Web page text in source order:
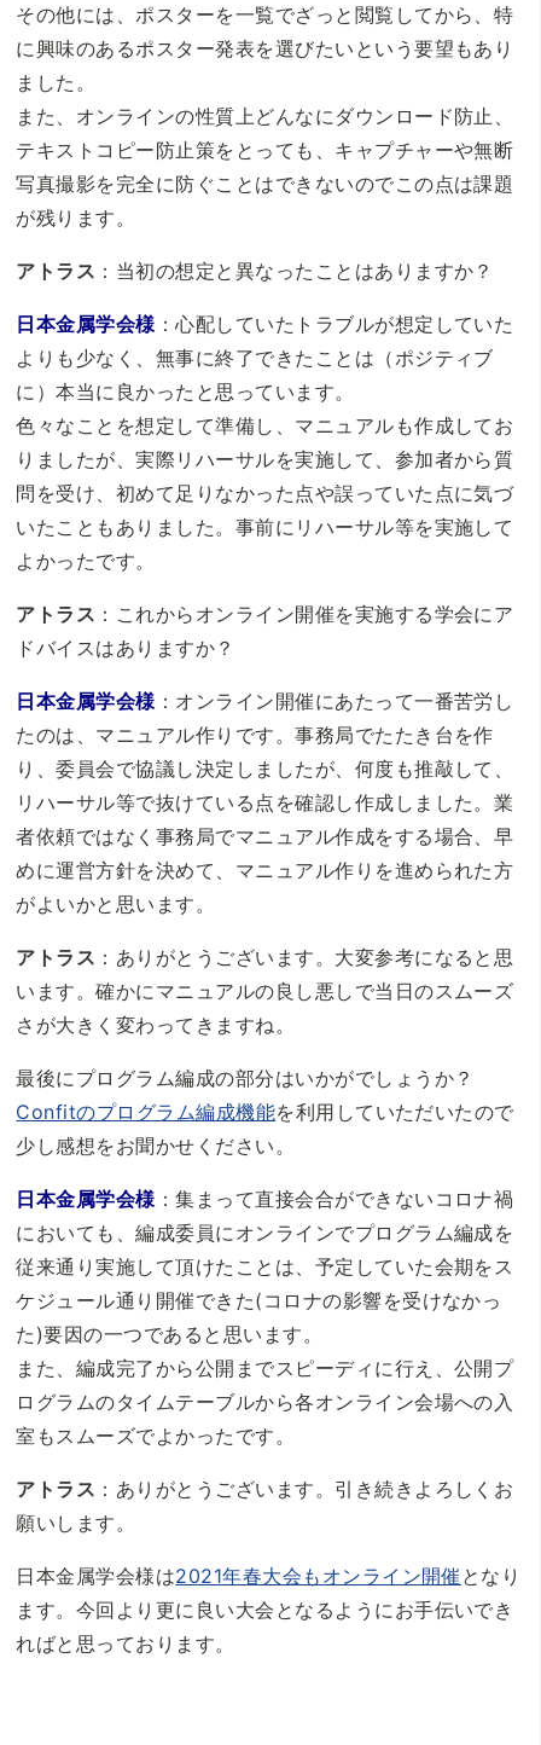
その他には、ポスターを一覧でざっと閲覧してから、特
に興味のあるポスター発表を選びたいという要望もあり
ました。
また、オンラインの性質上どんなにダウンロード防止、
テキストコピー防止策をとっても、キャプチャーや無断
写真撮影を完全に防ぐことはできないのでこの点は課題
が残ります。
アトラス ：当初の想定と異なったことはありますか？
日本金属学会様 ：心配していたトラブルが想定していた
よりも少なく、無事に終了できたことは（ポジティブ
に）本当に良かったと思っています。
色々なことを想定して準備し、マニュアルも作成してお
りましたが、実際リハーサルを実施して、参加者から質
問を受け、初めて足りなかった点や誤っていた点に気づ
いたこともありました。事前にリハーサル等を実施して
よかったです。
アトラス ：これからオンライン開催を実施する学会にア
ドバイスはありますか？
日本金属学会様 ：オンライン開催にあたって一番苦労し
たのは、マニュアル作りです。事務局でたたき台を作
り、委員会で協議し決定しましたが、何度も推敲して、
リハーサル等で抜けている点を確認し作成しました。業
者依頼ではなく事務局でマニュアル作成をする場合、早
めに運営方針を決めて、マニュアル作りを進められた方
がよいかと思います。
アトラス ：ありがとうございます。大変参考になると思
います。確かにマニュアルの良し悪しで当日のスムーズ
さが大きく変わってきますね。
最後にプログラム編成の部分はいかがでしょうか？
Confitのプログラム編成機能を利用していただいたので
少し感想をお聞かせください。
日本金属学会様 ：集まって直接会合ができないコロナ禍
においても、編成委員にオンラインでプログラム編成を
従来通り実施して頂けたことは、予定していた会期をス
ケジュール通り開催できた(コロナの影響を受けなかっ
た)要因の一つであると思います。
また、編成完了から公開までスピーディに行え、公開プ
ログラムのタイムテーブルから各オンライン会場への入
室もスムーズでよかったです。
アトラス ：ありがとうございます。引き続きよろしくお
願いします。
日本金属学会様は2021年春大会もオンライン開催 となり
ます。今回より更に良い大会となるようにお手伝いでき
ればと思っております。